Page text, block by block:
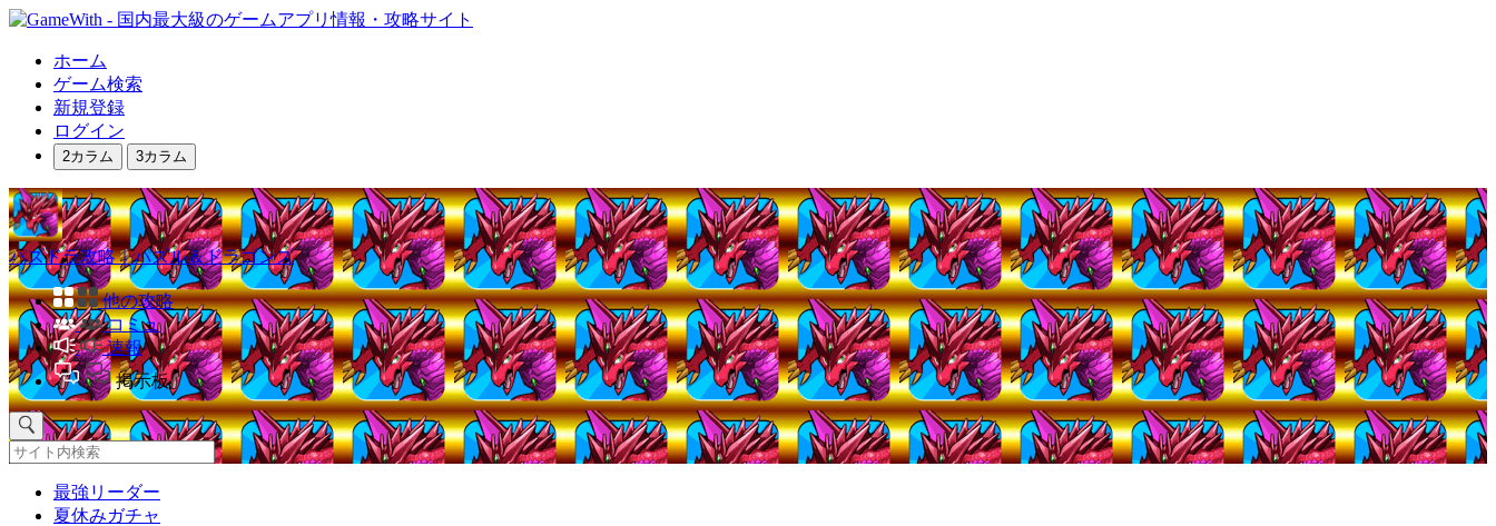
ホーム
ゲーム検索
新規登録
ログイン
2カラム 3カラム
パズドラ攻略｜パズル＆ドラゴンズ
他の攻略
コミュ
速報
掲示板
最強リーダー
夏休みガチャ